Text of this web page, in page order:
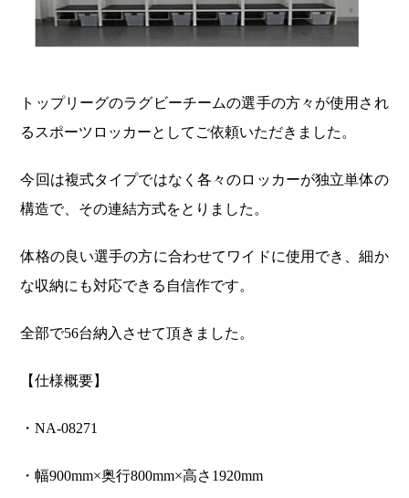
トップリーグのラグビーチームの選手の方々が使用され
るスポーツロッカーとしてご依頼いただきました。
今回は複式タイプではなく各々のロッカーが独立単体の
構造で、その連結方式をとりました。
体格の良い選手の方に合わせてワイドに使用でき、細か
な収納にも対応できる自信作です。
全部で56台納入させて頂きました。
【仕様概要】
・NA-08271
・幅900mm×奥行800mm×高さ1920mm